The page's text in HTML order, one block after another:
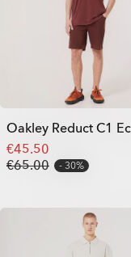
Oakley Reduct C1
€45.50
€65.00
30%